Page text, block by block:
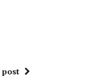
post